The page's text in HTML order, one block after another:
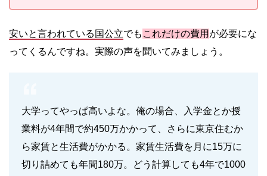
安いと言われている国公立でも これだけの費用 が必要にな
ってくるんですね。実際の声を聞いてみましょう。
大学ってやっぱ高いよな。俺の場合、入学金とか授
業料が4年間で約450万かかって、さらに東京住むか
ら家賃と生活費がかかる。家賃生活費を月に15万に
切り詰めても年間180万。どう計算しても4年で1000